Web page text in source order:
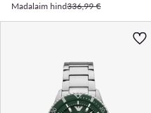
Madalaim hind336,99 €